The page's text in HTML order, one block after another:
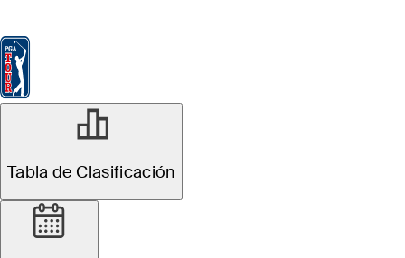
Tabla de Clasificación